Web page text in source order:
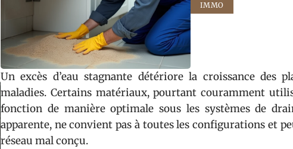
IMMO
Un excès d’eau stagnante détériore la croissance des
maladies. Certains matériaux, pourtant couramment
fonction de manière optimale sous les systèmes de
apparente, ne convient pas à toutes les configurations et
réseau mal conçu.